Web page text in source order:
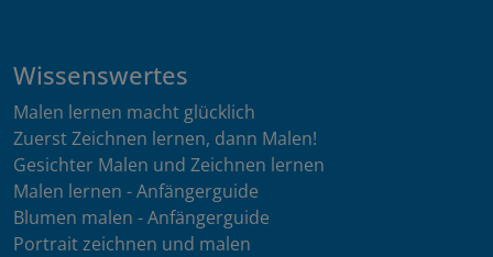
Wissenswertes
Malen lernen macht glücklich
Zuerst Zeichnen lernen, dann Malen!
Gesichter Malen und Zeichnen lernen
Malen lernen - Anfängerguide
Blumen malen - Anfängerguide
Portrait zeichnen und malen